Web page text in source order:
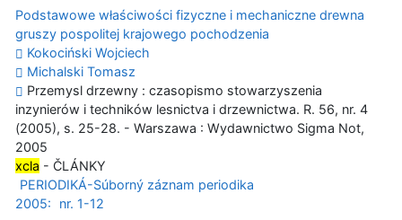
Podstawowe właściwości fizyczne i mechaniczne drewna
gruszy pospolitej krajowego pochodzenia
Kokociński Wojciech
Michalski Tomasz
Przemysl drzewny : czasopismo stowarzyszenia
inzynierów i techników lesnictva i drzewnictwa. R. 56, nr. 4
(2005), s. 25-28. - Warszawa : Wydawnictwo Sigma Not,
2005
xcla - ČLÁNKY
PERIODIKÁ-Súborný záznam periodika
2005:
nr. 1-12